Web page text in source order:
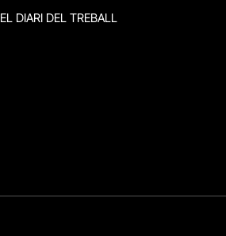
EL DIARI DEL TREBALL